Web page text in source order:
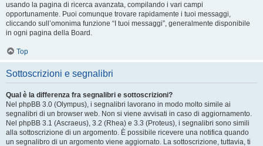
usando la pagina di ricerca avanzata, compilando i vari campi
opportunamente. Puoi comunque trovare rapidamente i tuoi messaggi,
cliccando sull’omonima funzione “I tuoi messaggi”, generalmente disponibile
in ogni pagina della Board.
Top
Sottoscrizioni e segnalibri
Qual è la differenza fra segnalibri e sottoscrizioni?
Nel phpBB 3.0 (Olympus), i segnalibri lavorano in modo molto simile ai
segnalibri di un browser web. Non si viene avvisati in caso di aggiornamento.
Nel phpBB 3.1 (Ascraeus), 3.2 (Rhea) e 3.3 (Proteus), i segnalibri sono simili
alla sottoscrizione di un argomento. È possibile ricevere una notifica quando
un segnalibro di un argomento viene aggiornato. La sottoscrizione, tuttavia, ti